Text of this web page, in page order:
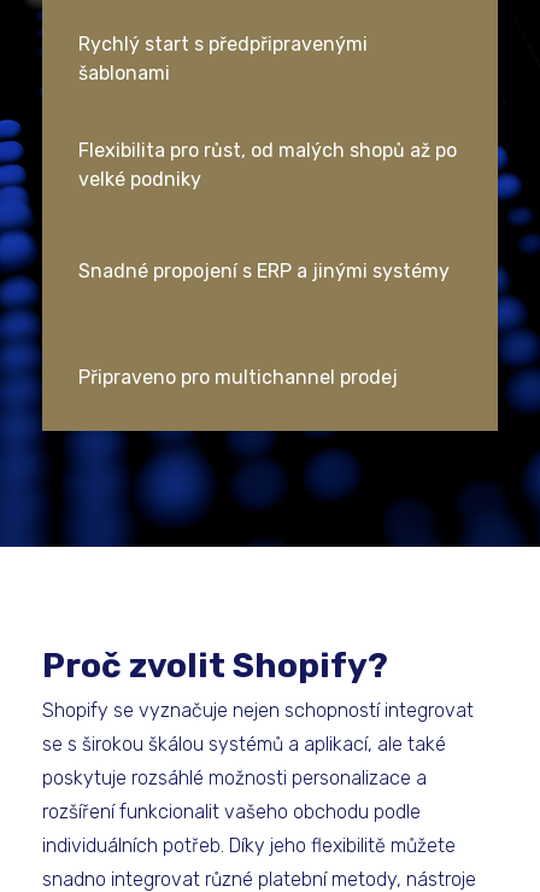
Rychlý start s předpřipravenými
šablonami
Flexibilita pro růst, od malých shopů až po
velké podniky
Snadné propojení s ERP a jinými systémy
Připraveno pro multichannel prodej
Proč zvolit Shopify?
Shopify se vyznačuje nejen schopností integrovat
se s širokou škálou systémů a aplikací, ale také
poskytuje rozsáhlé možnosti personalizace a
rozšíření funkcionalit vašeho obchodu podle
individuálních potřeb. Díky jeho flexibilitě můžete
snadno integrovat různé platební metody, nástroje